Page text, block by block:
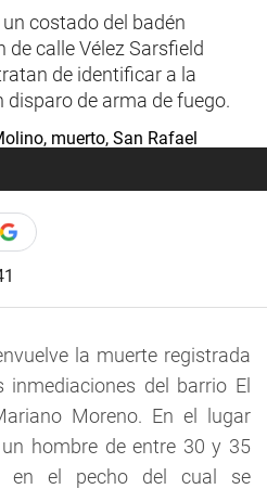
costado del badén
calle Vélez Sarsfield
de identificar a la
de arma de fuego.
la muerte registrada
del barrio El
Moreno. En el lugar
hombre de entre 30 y 35
en el pecho del cual se